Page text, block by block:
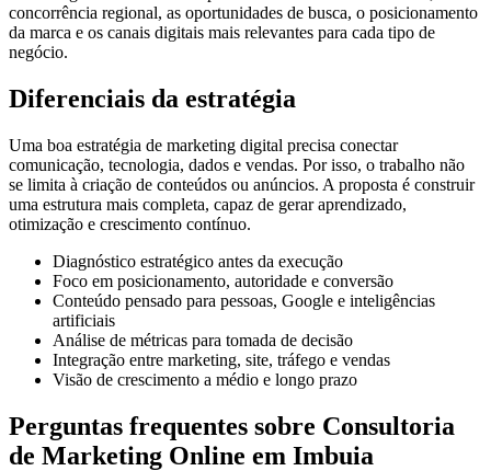
concorrência regional, as oportunidades de busca, o posicionamento
da marca e os canais digitais mais relevantes para cada tipo de
negócio.
Diferenciais da estratégia
Uma boa estratégia de marketing digital precisa conectar
comunicação, tecnologia, dados e vendas. Por isso, o trabalho não
se limita à criação de conteúdos ou anúncios. A proposta é construir
uma estrutura mais completa, capaz de gerar aprendizado,
otimização e crescimento contínuo.
Diagnóstico estratégico antes da execução
Foco em posicionamento, autoridade e conversão
Conteúdo pensado para pessoas, Google e inteligências
artificiais
Análise de métricas para tomada de decisão
Integração entre marketing, site, tráfego e vendas
Visão de crescimento a médio e longo prazo
Perguntas frequentes sobre Consultoria
de Marketing Online em Imbuia